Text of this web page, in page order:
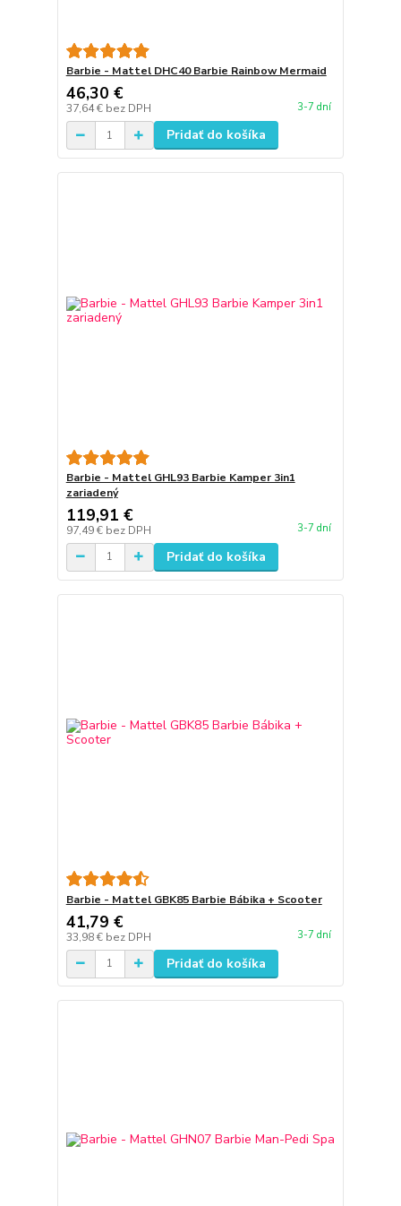
Barbie - Mattel DHC40 Barbie Rainbow Mermaid
46,30 €
37,64 € bez DPH 3-7 dní
Pridať do košíka
Barbie - Mattel GHL93 Barbie Kamper 3in1
zariadený
119,91 €
97,49 € bez DPH 3-7 dní
Pridať do košíka
Barbie - Mattel GBK85 Barbie Bábika + Scooter
41,79 €
33,98 € bez DPH 3-7 dní
Pridať do košíka